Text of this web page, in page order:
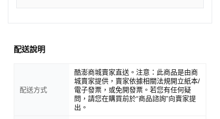
配送說明
配送方式
酷澎商城賣家直送。注意：此商品是由商
城賣家提供，賣家依據相關法規開立紙本/
電子發票，或免開發票。若您有任何疑
問，請您在購買前於“商品諮詢”向賣家提
出。